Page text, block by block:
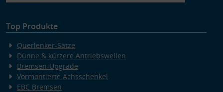
Top Produkte
Querlenker-Sätze
Dünne & kürzere Antriebswellen
Bremsen-Upgrade
Vormontierte Achsschenkel
EBC Bremsen